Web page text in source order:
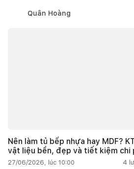
Quân Hoàng
Nên làm tủ bếp nhựa hay MDF?
vật liệu bền, đẹp và tiết kiệm chi
27/06/2026, lúc 10:00 4